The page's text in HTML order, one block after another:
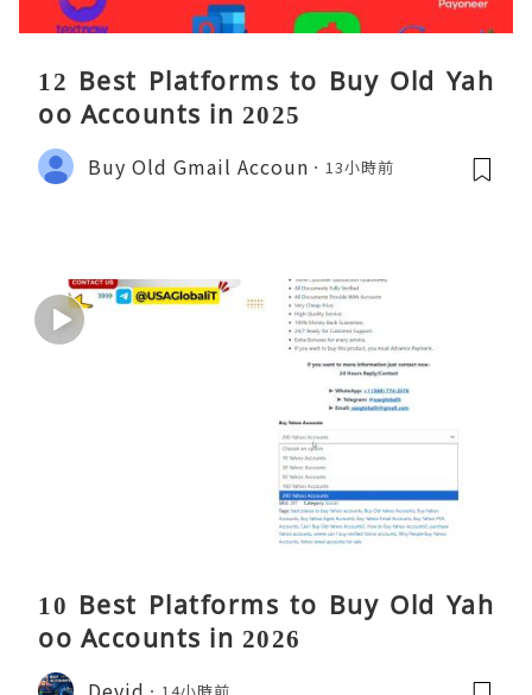
12 Best Platforms to Buy Old Yah
oo Accounts in 2025
Buy Old Gmail Accoun 13小時前
10 Best Platforms to Buy Old Yah
oo Accounts in 2026